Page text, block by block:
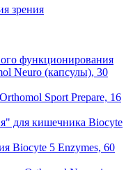
зрения
функционирования
Neuro (капсулы), 30
Sport Prepare, 16
для кишечника Biocyte
Biocyte 5 Enzymes, 60